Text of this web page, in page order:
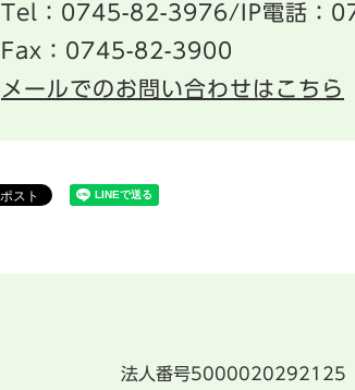
Tel：0745-82-3976/IP電話：
Fax：0745-82-3900
メールでのお問い合わせはこちら
法人番号5000020292125